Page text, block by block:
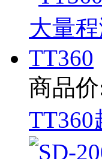
商品
TT360